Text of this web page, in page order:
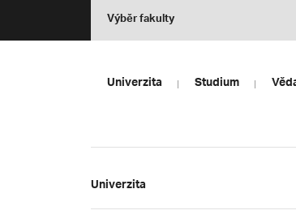
Výběr fakulty
Univerzita Studium
Univerzita